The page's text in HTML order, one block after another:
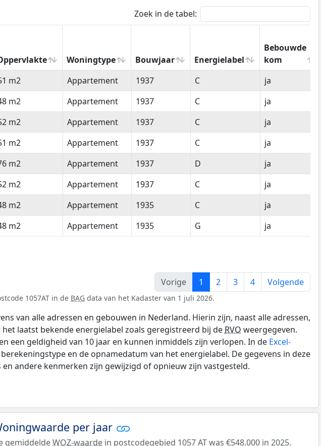
Zoek in de tabel:
Woningtype Bouwjaar Energielabel
Bebouwde
kom
Woningtype Bouwjaar Energielabel
Bebouwde
kom
m2 Appartement 1937 C
ja
m2 Appartement 1937 C
ja
m2 Appartement 1937 C
ja
m2 Appartement 1937 C
ja
m2 Appartement 1937 D
ja
m2 Appartement 1937 C
ja
m2 Appartement 1935 C
ja
m2 Appartement 1935 G ja
Vorige
1 2 3 4 Volgende
1057AT in de BAG data van het Kadaster van 1 juli 2026.
van alle adressen en gebouwen in Nederland. Hierin zijn, naast alle adressen,
laatst bekende energielabel zoals geregistreerd bij de RVO weergegeven.
een geldigheid van 10 jaar en kunnen inmiddels zijn verlopen. In de Excel-
en de opnamedatum van het energielabel. De gegevens in deze
andere kenmerken zijn gewijzigd of opnieuw zijn vastgesteld.
per jaar
gemiddeldeWOZ-waarde in postcodegebied 1057 AT was €548.000 in 2025.